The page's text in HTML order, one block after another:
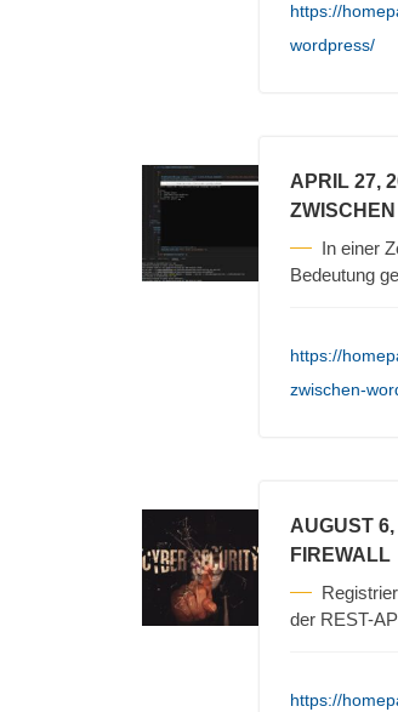
https://
wordpress/
APRIL 27,
In einer
Bedeutung
https://
zwischen-
AUGUST
FIREWALL
der REST-
https://